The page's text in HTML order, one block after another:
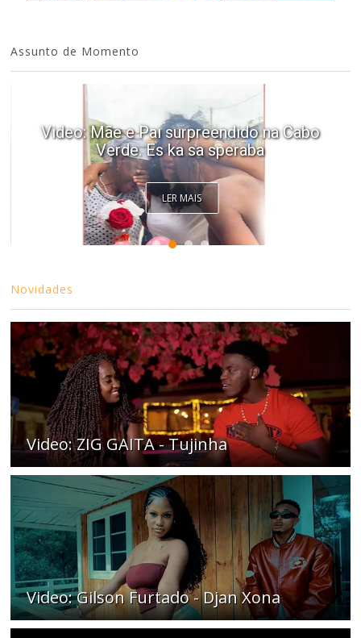
Assunto de Momento
Video: Mãe e Pai surpreendido na Cabo
Verde. Es ka sa speraba
LER MAIS
Novidades
Video: ZIG GAITA - Tujinha
Video: Gilson Furtado - Djan Xona